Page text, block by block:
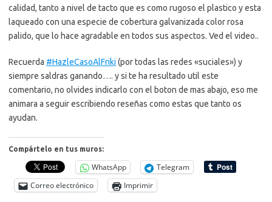
calidad, tanto a nivel de tacto que es como rugoso el plastico y esta
laqueado con una especie de cobertura galvanizada color rosa
palido, que lo hace agradable en todos sus aspectos. Ved el video..
Recuerda #HazleCasoAlFriki (por todas las redes «suciales») y
siempre saldras ganando…. y si te ha resultado util este
comentario, no olvides indicarlo con el boton de mas abajo, eso me
animara a seguir escribiendo reseñas como estas que tanto os
ayudan.
Compártelo en tus muros:
WhatsApp
Telegram
Correo electrónico
Imprimir